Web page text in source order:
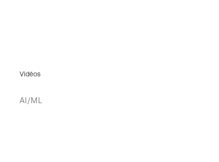
Vidéos
AI/ML